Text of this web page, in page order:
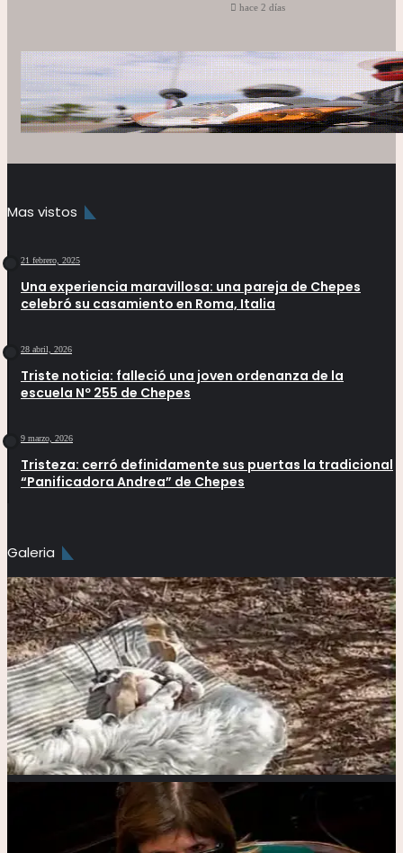
hace 2 días
Mas vistos
21 febrero, 2025
Una experiencia maravillosa: una pareja de Chepes
celebró su casamiento en Roma, Italia
28 abril, 2026
Triste noticia: falleció una joven ordenanza de la
escuela Nº 255 de Chepes
9 marzo, 2026
Tristeza: cerró definidamente sus puertas la tradicional
“Panificadora Andrea” de Chepes
Galeria